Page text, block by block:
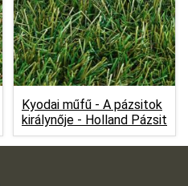
Kyodai műfű - A pázsitok
királynője - Holland Pázsit